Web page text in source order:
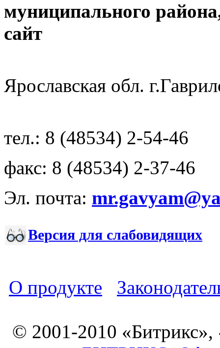
муниципального
Ярославская обл.
тел.: 8 (48534) 2-54-46
факс: 8 (48534) 2-37-46
Эл. почта:
Версия для слабовидящих
О продукте
© 2001-2010 «Битрикс»,